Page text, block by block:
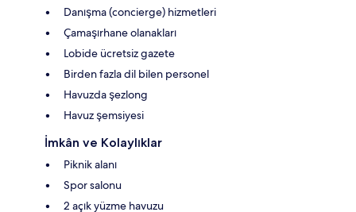
Danışma (concierge) hizmetleri
Çamaşırhane olanakları
Lobide ücretsiz gazete
Birden fazla dil bilen personel
Havuzda şezlong
Havuz şemsiyesi
İmkân ve Kolaylıklar
Piknik alanı
Spor salonu
2 açık yüzme havuzu